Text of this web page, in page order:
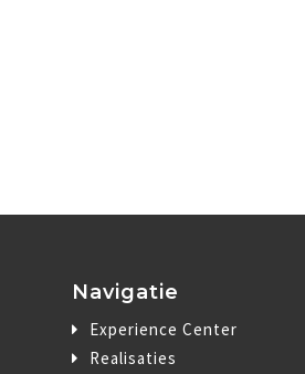
Navigatie
Experience Center
Realisaties